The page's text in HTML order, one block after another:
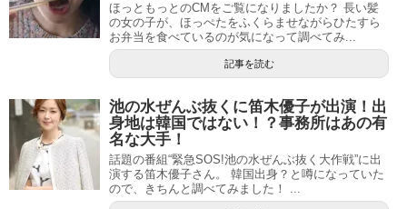
ほっともっとのCMをご覧になりましたか？ 長い髪
の女の子が、ほっぺたをふくらませながらひたすら
お弁当を食べているのが気になって調べてみ...
記事を読む
池の水ぜんぶ抜くに笛木優子が出演！出
身地は韓国ではない！？事務所はあの有
名な大手！
話題の番組“緊急SOS!池の水ぜんぶ抜く大作戦”に出
演する笛木優子さん。 韓国出身？と噂になっていた
ので、きちんと調べてみました！ ...